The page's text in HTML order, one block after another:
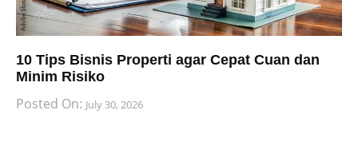
10 Tips Bisnis Properti agar Cepat Cuan dan
Minim Risiko
Posted On: July 30, 2026